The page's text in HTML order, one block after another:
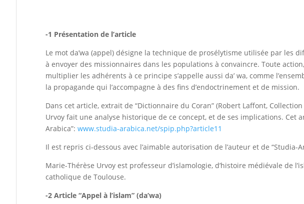
-1 Présentation de l’article
Le mot da’wa (appel) désigne la technique de prosélytisme utilisée par les
à envoyer des missionnaires dans les populations à convaincre. Toute
multiplier les adhérents à ce principe s’appelle aussi da’ wa, comme
la propagande qui l’accompagne à des fins d’endoctrinement et de mission.
Dans cet article,extrait de “Dictionnaire du Coran” (Robert Laffont,
Urvoy fait une analyse historique de ce concept, et de ses implications. Cet
Arabica”: www.studia-arabica.net/spip.php?article11
Il est repris ci-dessous avec l’aimable autorisation de l’auteur et de “Studia-
Marie-Thérèse Urvoy est professeur d’islamologie, d’histoire médiévale de
catholique de Toulouse.
-2 Article “Appel à l’islam” (da’wa)